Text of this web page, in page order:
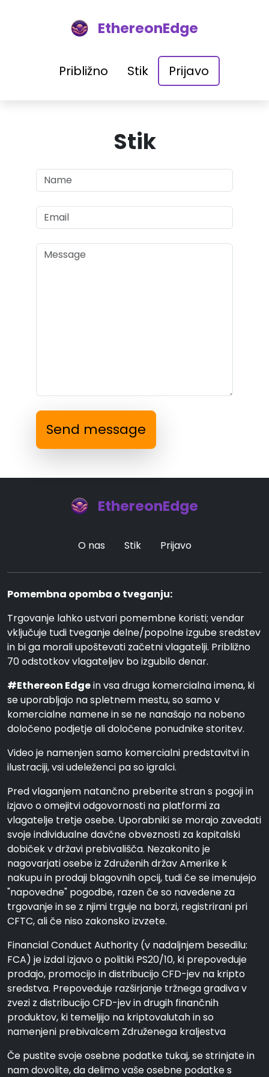
EthereonEdge
Približno Stik Prijavo
Stik
Send message
EthereonEdge
O nas Stik Prijavo
Pomembna opomba o tveganju:
Trgovanje lahko ustvari pomembne koristi; vendar
vključuje tudi tveganje delne/popolne izgube sredstev
in bi ga morali upoštevati začetni vlagatelji. Približno
70 odstotkov vlagateljev bo izgubilo denar.
#Ethereon Edgein vsa druga komercialna imena, ki
se uporabljajo na spletnem mestu, so samo v
komercialne namene in se ne nanašajo na nobeno
določeno podjetje ali določene ponudnike storitev.
Video je namenjen samo komercialni predstavitvi in
ilustraciji, vsi udeleženci pa so igralci.
Pred vlaganjem natančno preberite stran s pogoji in
izjavo o omejitvi odgovornosti na platformi za
vlagatelje tretje osebe. Uporabniki se morajo zavedati
svoje individualne davčne obveznosti za kapitalski
dobiček v državi prebivališča. Nezakonito je
nagovarjati osebe iz Združenih držav Amerike k
nakupu in prodaji blagovnih opcij, tudi če se imenujejo
"napovedne" pogodbe, razen če so navedene za
trgovanje in se z njimi trguje na borzi, registrirani pri
CFTC, ali če niso zakonsko izvzete.
Financial Conduct Authority (v nadaljnjem besedilu:
FCA) je izdal izjavo o politiki PS20/10, ki prepoveduje
prodajo, promocijo in distribucijo CFD-jev na kripto
sredstva. Prepoveduje razširjanje tržnega gradiva v
zvezi z distribucijo CFD-jev in drugih finančnih
produktov, ki temeljijo na kriptovalutah in so
namenjeni prebivalcem Združenega kraljestva
Če pustite svoje osebne podatke tukaj, se strinjate in
nam dovolite, da delimo vaše osebne podatke s